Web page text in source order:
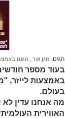
תגים: מגן אור הגנה
בעוד מספר
באמצעות לייזר,
בעולם.
מה אנחנו עדין
האווירית